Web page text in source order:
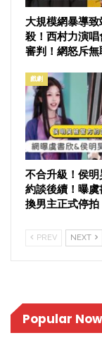
大規模網暴導致
殺！西村力演
審判！網怒斥無
戲劇
不合升級！侯
約談後續！曝
換男主正式停拍
PREV NEXT
Popular Now